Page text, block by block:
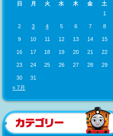
日
月 火 水 木 金
土
1
2 3 4 5 6 7 8
9 10 11 12 13 14 15
16 17 18 19 20 21 22
23 24 25 26 27 28 29
30
31
« 7月